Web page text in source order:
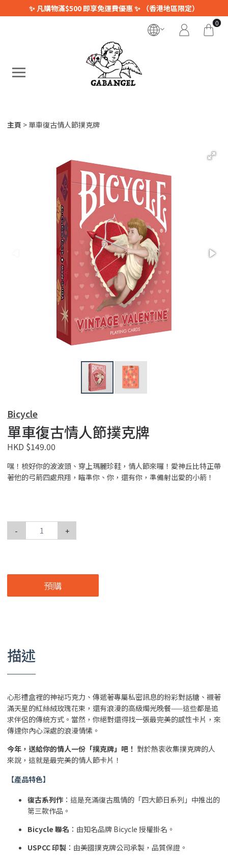
✨ 凡購物滿$500 即享免運費優惠 ✨ （香港地區限定）
0
主頁 單車復古情人節撲克牌
Bicycle
單車復古情人節撲克牌
HKD $149.00
嘿！梳好你的波波頭、穿上瑪麗珍鞋，情人節來囉！愛神丘比特正帶
著他的弓箭四處飛翔，瞄準你、你，還有你，準備射出愛的小箭！
- +
預購
描述
心形禮盒裡的神祕巧克力、傳遞著專屬私密訊息的粉彩對話糖、襯著
滿天星的紅絲絨玫瑰花束，還有浪漫的高級燭光晚餐——這些都是追
求伴侶的傳統方式。當然，你絕對還得找一張最完美的感性卡片，來
傳達你內心深處的浪漫情愫。
今年，送給你的情人一份「撲克牌」吧！ 對於熱衷收集撲克牌的人
來說，這就是最完美的情人節卡片！
【產品特色】
復古系列作 ：這是充滿復古風情的「四大節日系列」中推出的
第三款作品。
Bicycle 聯名 ：由知名品牌 Bicycle 授權掛名。
USPCC 印製 ：由美國撲克牌公司承製，品質保證。